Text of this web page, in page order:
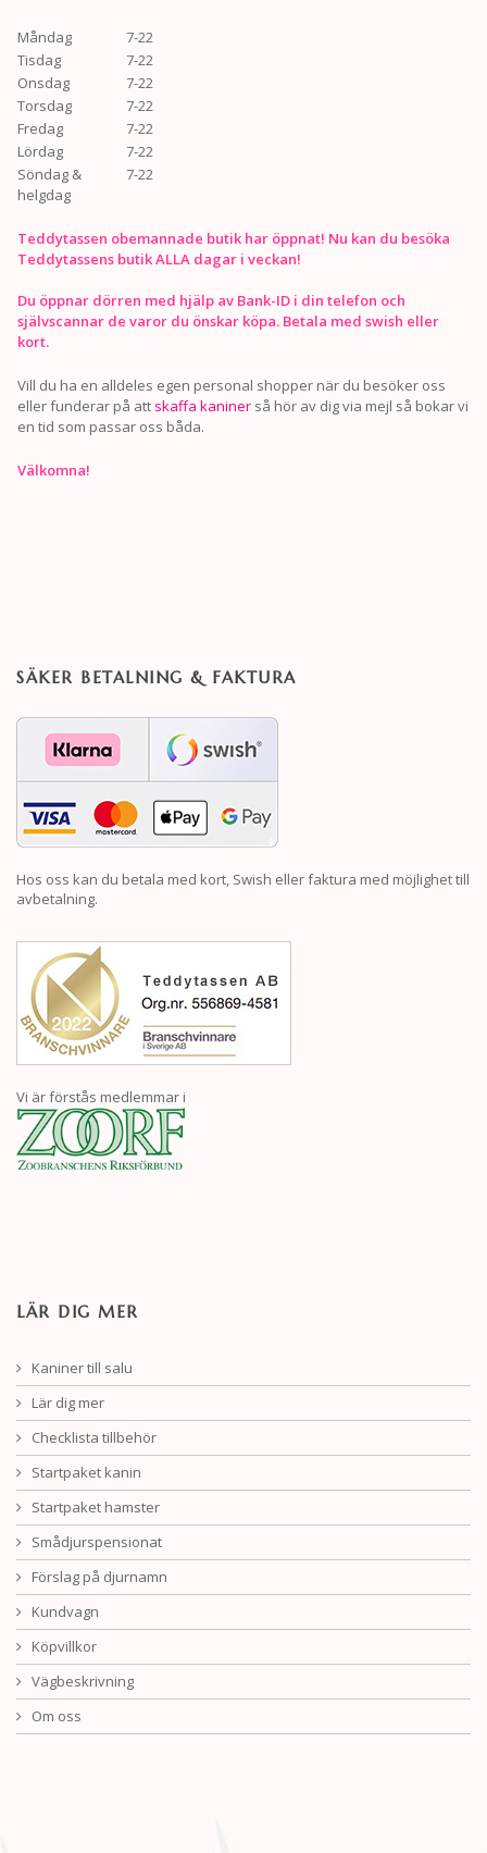
Måndag
7-22
Tisdag
7-22
Onsdag
7-22
Torsdag
7-22
Fredag
7-22
Lördag
7-22
Söndag &
helgdag
7-22
Teddytassen obemannade butik har öppnat! Nu kan du besöka
Teddytassens butik ALLA dagar i veckan!
Du öppnar dörren med hjälp av Bank-ID i din telefon och
självscannar de varor du önskar köpa. Betala med swish eller
kort.
Vill du ha en alldeles egen personal shopper när du besöker oss
eller funderar på att skaffa kaniner så hör av dig via mejl så bokar vi
en tid som passar oss båda.
Välkomna!
SÄKER BETALNING & FAKTURA
Hos oss kan du betala med kort, Swish eller faktura med möjlighet till
avbetalning.
Vi är förstås medlemmar i
LÄR DIG MER
Kaniner till salu
Lär dig mer
Checklista tillbehör
Startpaket kanin
Startpaket hamster
Smådjurspensionat
Förslag på djurnamn
Kundvagn
Köpvillkor
Vägbeskrivning
Om oss